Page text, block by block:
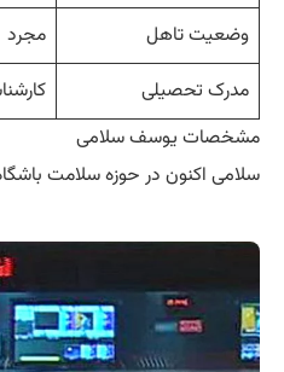
وضعیت تاهل
مجرد
مدرک تحصیلی
مشخصات یوسف سلامی
سلامی اکنون در حوزه سلامت